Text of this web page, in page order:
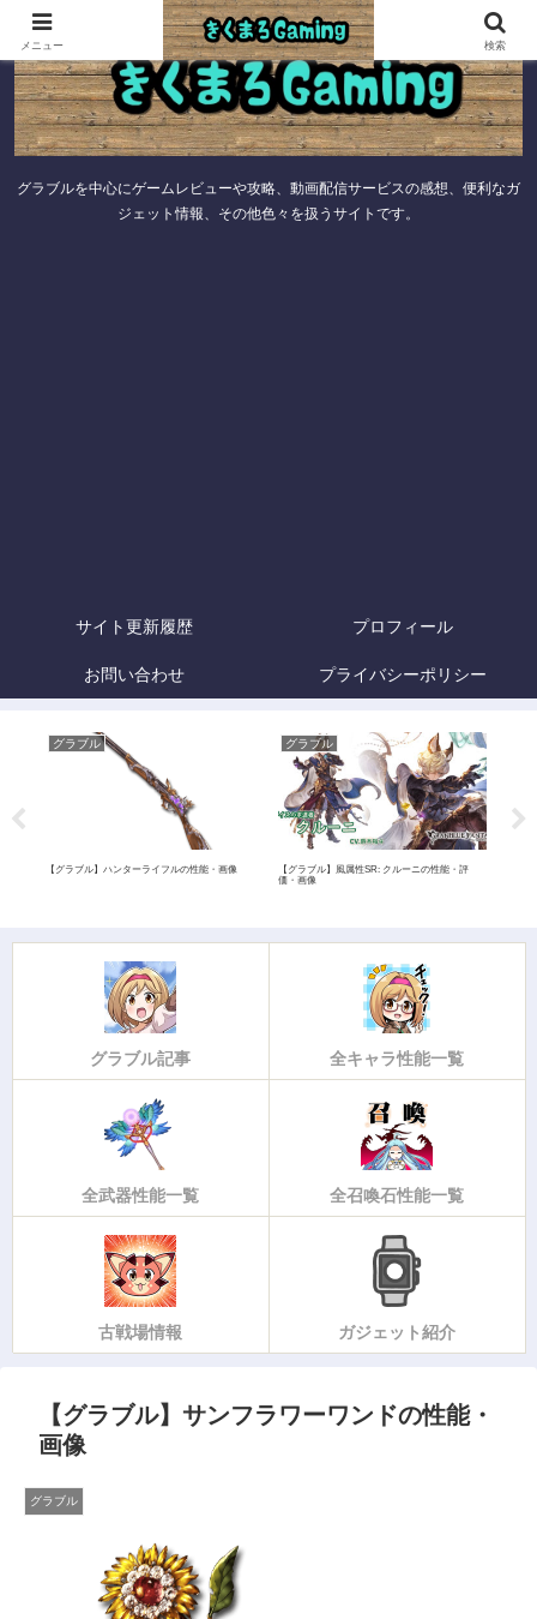
グラブルを中心にゲームレビューや攻略、動画配信サービスの感想、便利なガ
ジェット情報、その他色々を扱うサイトです。
サイト更新履歴 プロフィール
お問い合わせ プライバシーポリシー
グラブル
【グラブル】ハンターライフルの性能・画像
グラブル
【グラブル】風属性SR: クルーニの性能・評
価・画像
グラブル記事 全キャラ性能一覧
全武器性能一覧 全召喚石性能一覧
古戦場情報 ガジェット紹介
【グラブル】サンフラワーワンドの性能・
画像
グラブル
メニュー 検索